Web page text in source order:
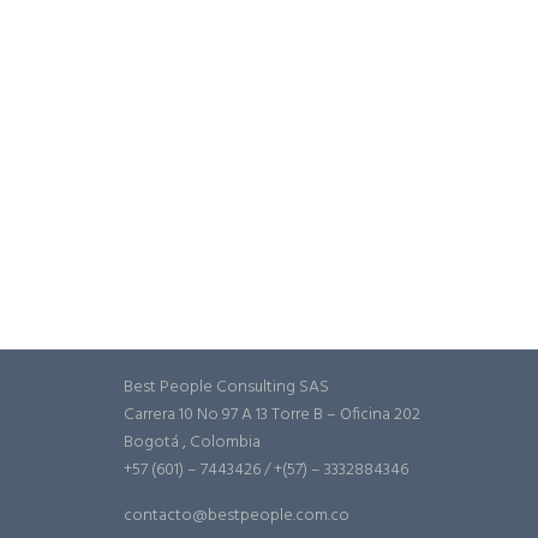
Best People Consulting SAS
Carrera 10 No 97 A 13 Torre B – Oficina 202
Bogotá , Colombia
+57 (601) – 7443426 / +(57) – 3332884346
contacto@bestpeople.com.co